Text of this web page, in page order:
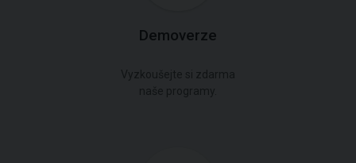
Demoverze